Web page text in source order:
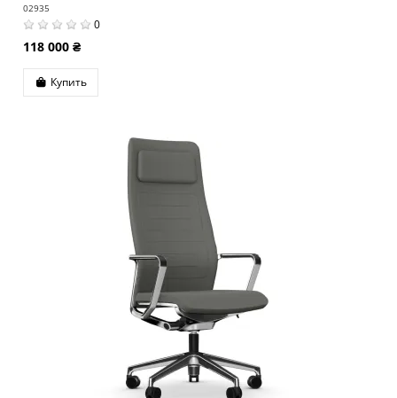
02935
0
118 000 ₴
Купить